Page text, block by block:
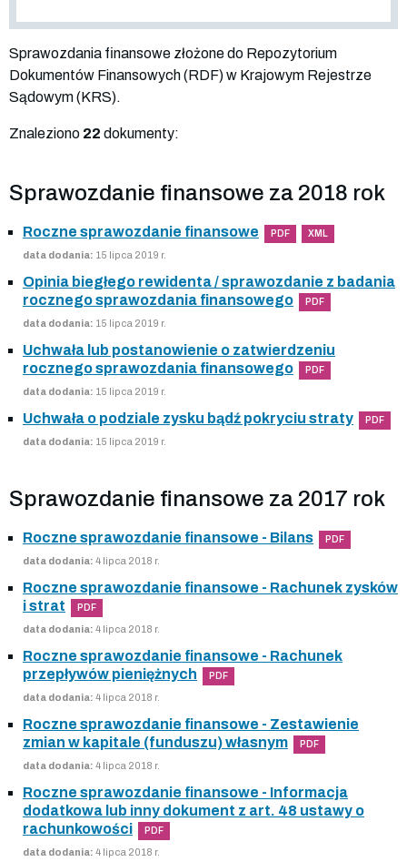
Sprawozdania finansowe złożone do Repozytorium
Dokumentów Finansowych (RDF) w Krajowym Rejestrze
Sądowym (KRS).
Znaleziono 22 dokumenty:
Sprawozdanie finansowe za 2018 rok
Roczne sprawozdanie finansowe PDF XML
data dodania: 15 lipca 2019 r.
Opinia biegłego rewidenta / sprawozdanie z badania
rocznego sprawozdania finansowego
PDF
data dodania: 15 lipca 2019 r.
Uchwała lub postanowienie o zatwierdzeniu
rocznego sprawozdania finansowego
PDF
data dodania: 15 lipca 2019 r.
Uchwała o podziale zysku bądź pokryciu straty PDF
data dodania: 15 lipca 2019 r.
Sprawozdanie finansowe za 2017 rok
Roczne sprawozdanie finansowe - Bilans PDF
data dodania: 4 lipca 2018 r.
Roczne sprawozdanie finansowe - Rachunek zysków
i strat
PDF
data dodania: 4 lipca 2018 r.
Roczne sprawozdanie finansowe - Rachunek
przepływów pieniężnych
PDF
data dodania: 4 lipca 2018 r.
Roczne sprawozdanie finansowe - Zestawienie
zmian w kapitale (funduszu) własnym
PDF
data dodania: 4 lipca 2018 r.
Roczne sprawozdanie finansowe - Informacja
dodatkowa lub inny dokument z art. 48 ustawy o
rachunkowości
PDF
data dodania: 4 lipca 2018 r.